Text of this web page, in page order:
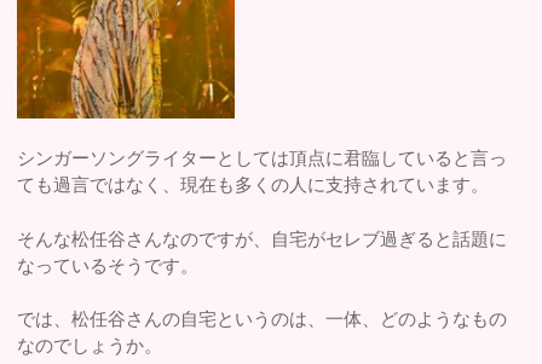
シンガーソングライターとしては頂点に君臨していると言っ
ても過言ではなく、現在も多くの人に支持されています。
そんな松任谷さんなのですが、自宅がセレブ過ぎると話題に
なっているそうです。
では、松任谷さんの自宅というのは、一体、どのようなもの
なのでしょうか。